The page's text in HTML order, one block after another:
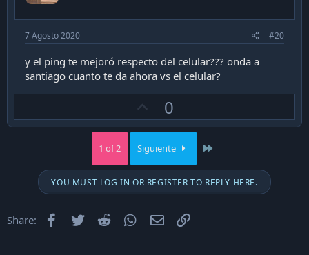
7 Agosto 2020 #20
y el ping te mejoró respecto del celular??? onda a
santiago cuanto te da ahora vs el celular?
p
v
o
t
e
0
1 of 2 Siguiente
YOU MUST LOG IN OR REGISTER TO REPLY HERE.
Share: Facebook
Twitter Reddit WhatsApp
Email